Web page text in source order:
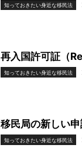
知っておきたい身近な移民法
再入国許可証（
知っておきたい身近な移民法
移民局の新しい
知っておきたい身近な移民法